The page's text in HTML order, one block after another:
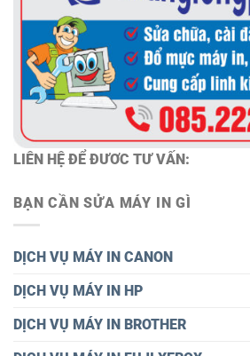
LIÊN HỆ ĐỂ ĐƯƠC TƯ VẤN:
BẠN CẦN SỬA MÁY IN GÌ
DỊCH VỤ MÁY IN CANON
DỊCH VỤ MÁY IN HP
DỊCH VỤ MÁY IN BROTHER